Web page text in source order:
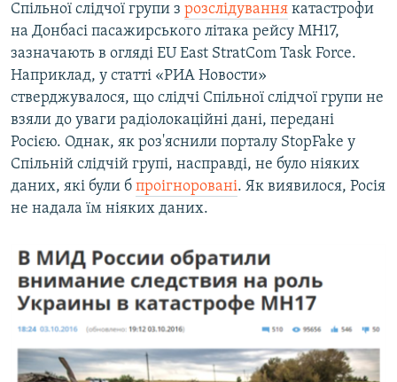
Спільної слідчої групи з розслідування катастрофи
на Донбасі пасажирського літака рейсу MH17,
зазначають в огляді EU East StratCom Task Force.
Наприклад, у статті «РИА Новости»
стверджувалося, що слідчі Спільної слідчої групи не
взяли до уваги радіолокаційні дані, передані
Росією. Однак, як роз'яснили порталу StopFake у
Спільній слідчій групі, насправді, не було ніяких
даних, які були б проігноровані. Як виявилося, Росія
не надала їм ніяких даних.